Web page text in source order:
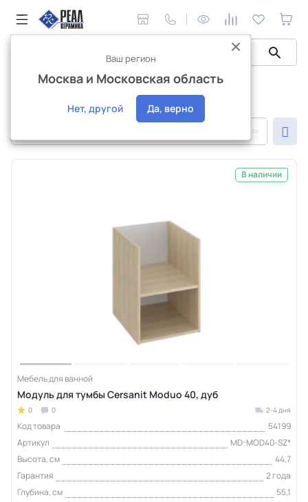
Мебель для ванной Тумбы под умывальник
Тумбы под раковину
В наличии
Мебель для ванной
Модуль для тумбы Cersanit Moduo 40, дуб
0 0 2-4 дня
Код товара
54199
Артикул
MD-MOD40-SZ*
Высота, см
44,7
Гарантия
2 года
Глубина, см
55,1
Ваш регион
Москва и Московская область
Нет, другой Да, верно